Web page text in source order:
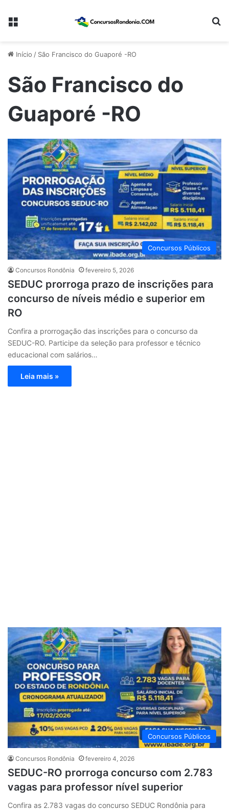
Menu
Início / São Francisco do Guaporé -RO
São Francisco do
Guaporé -RO
Concursos Públicos
Concursos Rondônia fevereiro 5, 2026
SEDUC prorroga prazo de inscrições para
concurso de níveis médio e superior em
RO
Confira a prorrogação das inscrições para o concurso da
SEDUC-RO. Participe da seleção para professor e técnico
educacional com salários…
Leia mais »
Concursos Públicos
Concursos Rondônia fevereiro 4, 2026
SEDUC-RO prorroga concurso com 2.783
vagas para professor nível superior
Confira as 2.783 vagas do concurso SEDUC Rondônia para